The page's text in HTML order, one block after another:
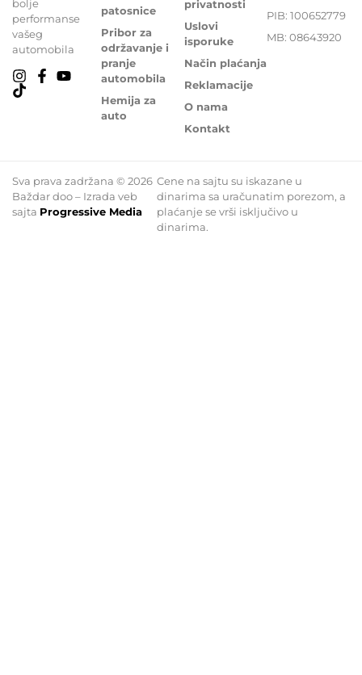
bolje
performanse
vašeg
automobila
patosnice
Pribor za
održavanje i
pranje
automobila
Hemija za
auto
privatnosti
Uslovi
isporuke
Način plaćanja
Reklamacije
O nama
Kontakt
PIB: 100652779
MB: 08643920
Sva prava zadržana © 2026
Baždar doo – Izrada veb
sajta Progressive Media
Cene na sajtu su iskazane u
dinarima sa uračunatim porezom, a
plaćanje se vrši isključivo u
dinarima.